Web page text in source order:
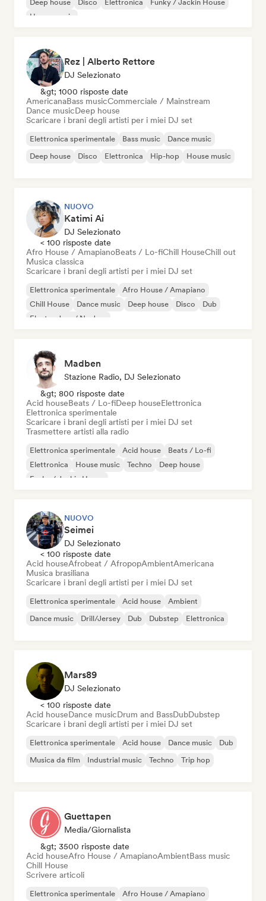
Deep house
Disco Elettronica
Funky / Jackin House
House music
Rez | Alberto Rettore
DJ Selezionato
&gt; 1000 risposte date
AmericanaBass musicCommerciale / Mainstream
Dance musicDeep house
Scaricare i brani degli artisti per i miei DJ set
Elettronica sperimentale Bass music
Dance music
Deep house
Disco Elettronica Hip-hop House music
NUOVO
Katimi Ai
DJ Selezionato
< 100 risposte date
Afro House / AmapianoBeats / Lo-fiChill HouseChill out
Musica classica
Scaricare i brani degli artisti per i miei DJ set
Elettronica sperimentale
Afro House / Amapiano
Chill House
Dance music Deep house Disco
Dub
Electro Jazz / Nu Jazz
Madben
Stazione Radio, DJ Selezionato
&gt; 800 risposte date
Acid houseBeats / Lo-fiDeep houseElettronica
Elettronica sperimentale
Scaricare i brani degli artisti per i miei DJ set
Trasmettere artisti alla radio
Elettronica sperimentale Acid house
Beats / Lo-fi
Elettronica
House music Techno
Deep house
Funky / Jackin House
NUOVO
Seimei
DJ Selezionato
< 100 risposte date
Acid houseAfrobeat / AfropopAmbientAmericana
Musica brasiliana
Scaricare i brani degli artisti per i miei DJ set
Elettronica sperimentale Acid house
Ambient
Dance music
Drill/Jersey Dub Dubstep Elettronica
Mars89
DJ Selezionato
< 100 risposte date
Acid houseDance musicDrum and BassDubDubstep
Scaricare i brani degli artisti per i miei DJ set
Elettronica sperimentale Acid house Dance music
Dub
Musica da film
Industrial music Techno Trip hop
Guettapen
Media/Giornalista
&gt; 3500 risposte date
Acid houseAfro House / AmapianoAmbientBass music
Chill House
Scrivere articoli
Elettronica sperimentale Afro House / Amapiano